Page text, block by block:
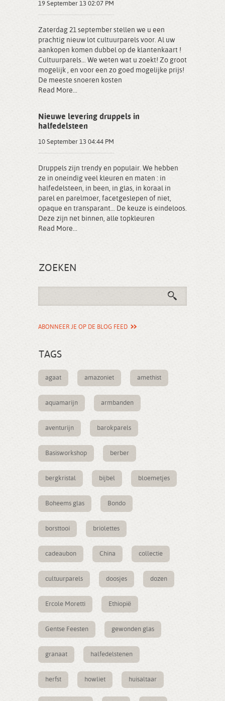
19 September 13 02:07 PM
Zaterdag 21 september stellen we u een
prachtig nieuw lot cultuurparels voor. Al uw
aankopen komen dubbel op de klantenkaart !
Cultuurparels… We weten wat u zoekt! Zo groot
mogelijk , en voor een zo goed mogelijke prijs!
De meeste snoeren kosten
Read More...
Nieuwe levering druppels in
halfedelsteen
10 September 13 04:44 PM
Druppels zijn trendy en populair. We hebben
ze in oneindig veel kleuren en maten : in
halfedelsteen, in been, in glas, in koraal in
parel en parelmoer, facetgeslepen of niet,
opaque en transparant… De keuze is eindeloos.
Deze zijn net binnen, alle topkleuren
Read More...
ZOEKEN
ABONNEER JE OP DE BLOG FEED
TAGS
agaat amazoniet amethist
aquamarijn armbanden
aventurijn barokparels
Basisworkshop berber
bergkristal bijbel bloemetjes
Boheems glas Bondo
borsttooi briolettes
cadeaubon China collectie
cultuurparels doosjes dozen
Ercole Moretti Ethiopië
Gentse Feesten gewonden glas
granaat halfedelstenen
herfst howliet huisaltaar